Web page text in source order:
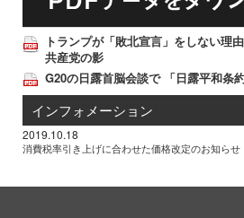
トランプが「敗北宣言」をしない理
共産党の影
G20の日露首脳会談で 「日露平和条
インフォメーション
2019.10.18
消費税率引き上げに合わせた価格改定のお知らせ